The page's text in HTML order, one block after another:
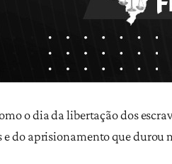
o dia da libertação dos
do aprisionamento que durou